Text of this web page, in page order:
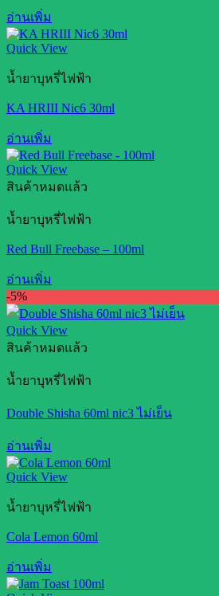
อ่านเพิ่ม
Quick View
น้ำยาบุหรี่ไฟฟ้า
KA HRIII Nic6 30ml
อ่านเพิ่ม
Quick View
สินค้าหมดแล้ว
น้ำยาบุหรี่ไฟฟ้า
Red Bull Freebase – 100ml
อ่านเพิ่ม
-5%
Quick View
สินค้าหมดแล้ว
น้ำยาบุหรี่ไฟฟ้า
Double Shisha 60ml nic3 ไม่เย็น
อ่านเพิ่ม
Quick View
น้ำยาบุหรี่ไฟฟ้า
Cola Lemon 60ml
อ่านเพิ่ม